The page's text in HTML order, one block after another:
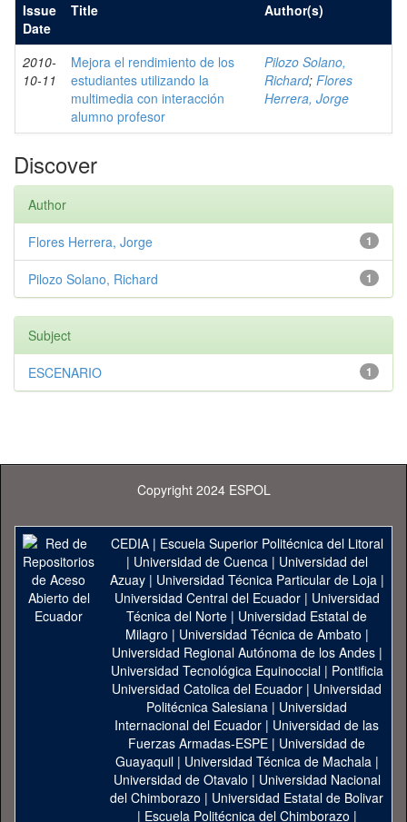
Issue
Date
Title Author(s)
2010-
10-11
Mejora el rendimiento de los
estudiantes utilizando la
multimedia con interacción
alumno profesor
Pilozo Solano,
Richard; Flores
Herrera, Jorge
Discover
Author
1
Flores Herrera, Jorge
1
Pilozo Solano, Richard
Subject
1
ESCENARIO
Copyright 2024 ESPOL
CEDIA| Escuela Superior Politécnica del Litoral
| Universidad de Cuenca| Universidad del
Azuay| Universidad Técnica Particular de Loja|
Universidad Central del Ecuador| Universidad
Técnica del Norte | Universidad Estatal de
Milagro | Universidad Técnica de Ambato |
Universidad Regional Autónoma de los Andes|
Universidad Tecnológica Equinoccial| Pontificia
Universidad Catolica del Ecuador | Universidad
Politécnica Salesiana | Universidad
Internacional del Ecuador | Universidad de las
Fuerzas Armadas-ESPE | Universidad de
Guayaquil| Universidad Técnica de Machala|
Universidad de Otavalo | Universidad Nacional
del Chimborazo | Universidad Estatal de Bolivar
| Escuela Politécnica del Chimborazo |